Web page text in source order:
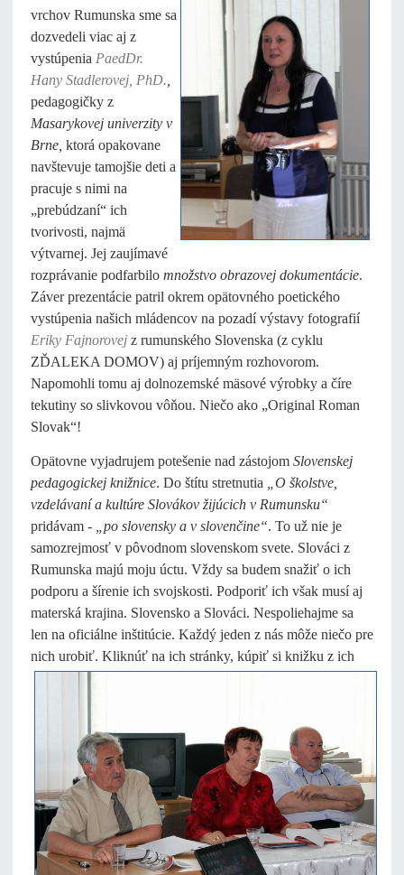
vrchov Rumunska sme sa
dozvedeli viac aj z
vystúpenia PaedDr.
Hany Stadlerovej, PhD.
pedagogičky z
Masarykovej univerzity v
Brne, ktorá opakovane
navštevuje tamojšie deti a
pracuje s nimi na
„prebúdzaní“ ich
tvorivosti, najmä
výtvarnej. Jej zaujímavé
rozprávanie podfarbilo množstvo obrazovej dokumentácie.
Záver prezentácie patril okrem opätovného poetického
vystúpenia našich mládencov na pozadí výstavy fotografií
Eriky Fajnorovej z rumunského Slovenska (z cyklu
ZĎALEKA DOMOV) aj príjemným rozhovorom.
Napomohli tomu aj dolnozemské mäsové výrobky a číre
tekutiny so slivkovou vôňou. Niečo ako „Original Roman
Slovak“!
Opätovne vyjadrujem potešenie nad zástojom Slovenskej
pedagogickej knižnice. Do štítu stretnutia
„O školstve,
vzdelávaní a kultúre Slovákov žijúcich v Rumunsku“
pridávam -
„po slovensky a v slovenčine“. To už nie je
samozrejmosť v pôvodnom slovenskom svete. Slováci z
Rumunska majú moju úctu. Vždy sa budem snažiť o ich
podporu a šírenie ich svojskosti. Podporiť ich však musí aj
materská krajina. Slovensko a Slováci. Nespoliehajme sa
len na oficiálne inštitúcie. Každý jeden z nás môže niečo pre
nich urobiť. Kliknúť na ich stránky, kúpiť si knižku z ich